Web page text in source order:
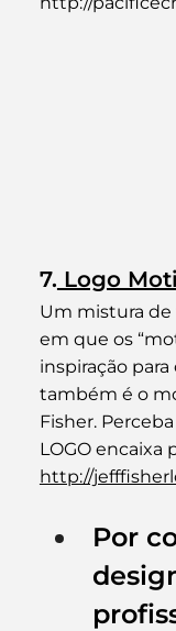
7. Logo
Um mistura de
em que os
inspiração
também é o
Fisher.
LOGO
http://
Por